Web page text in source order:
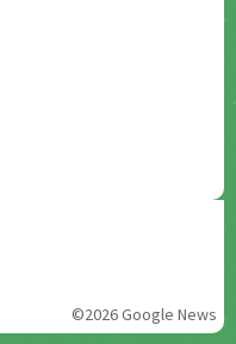
©2026 Google News